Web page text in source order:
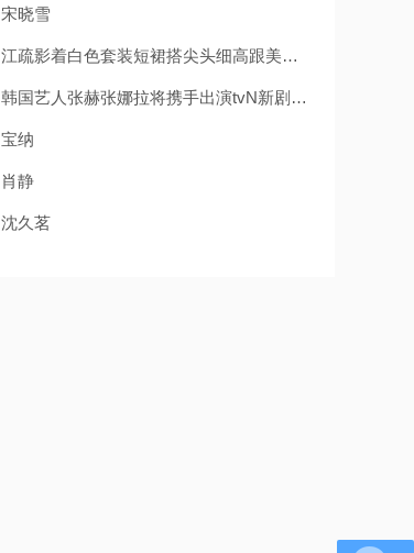
宋晓雪
江疏影着白色套装短裙搭尖头细高跟美的独特网友：被长腿折服
韩国艺人张赫张娜拉将携手出演tvN新剧《family》
宝纳
肖静
沈久茗